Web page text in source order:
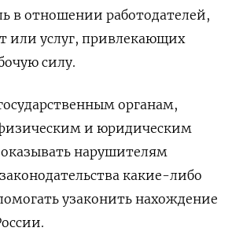
в отношении работодателей,
или услуг, привлекающих
силу.
органам,
и юридическим
нарушителям
какие-либо
узаконить нахождение